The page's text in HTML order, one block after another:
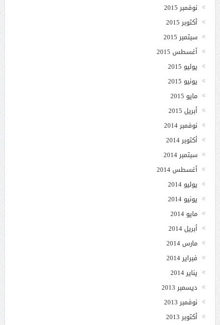
نوفمبر 2015
أكتوبر 2015
سبتمبر 2015
أغسطس 2015
يوليو 2015
يونيو 2015
مايو 2015
أبريل 2015
نوفمبر 2014
أكتوبر 2014
سبتمبر 2014
أغسطس 2014
يوليو 2014
يونيو 2014
مايو 2014
أبريل 2014
مارس 2014
فبراير 2014
يناير 2014
ديسمبر 2013
نوفمبر 2013
أكتوبر 2013